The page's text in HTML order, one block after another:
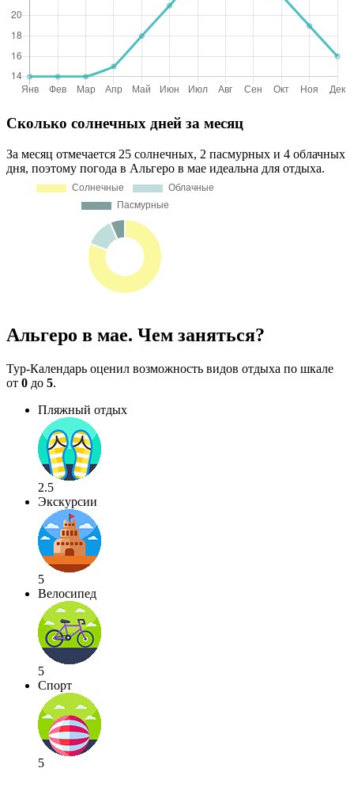
Сколько солнечных дней за месяц
За месяц отмечается 25 солнечных, 2 пасмурных и 4 облачных
дня, поэтому погода в Альгеро в мае идеальна для отдыха.
Альгеро в мае. Чем заняться?
Тур-Календарь оценил возможность видов отдыха по шкале
от 0 до 5.
Пляжный отдых
2.5
Экскурсии
5
Велосипед
5
Спорт
5